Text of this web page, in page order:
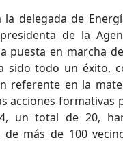
la delegada de
de la
puesta en marcha
sido todo un éxito,
referente en la
acciones formativas
un total de 20,
de más de 100